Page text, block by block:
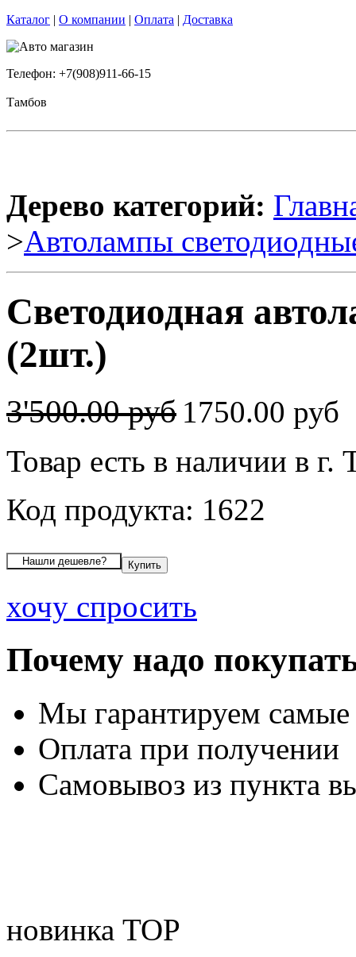
Каталог | О компании | Оплата | Доставка
Телефон: +7(908)911-66-15
Тамбов
Дерево категорий:
>Автолампы
Светодиодная
(2шт.)
3'500.00 руб 1750.00 руб
Товар есть в наличии в г.
Код продукта: 1622
хочу спросить
Почему надо
Мы гарантируем
Оплата при получении
Самовывоз из пункта
новинка TOP